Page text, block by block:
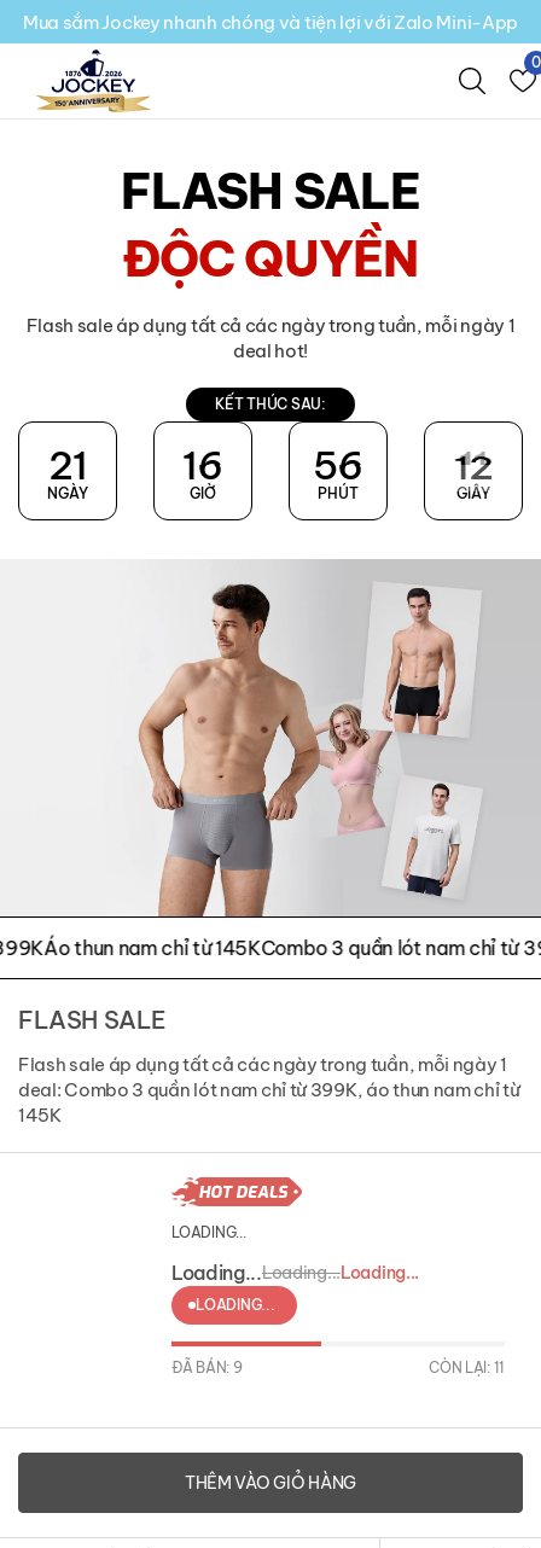
Mua sắm Jockey nhanh chóng và tiện lợi với Zalo Mini-App
0
FLASH SALE
ĐỘC QUYỀN
Flash sale áp dụng tất cả các ngày trong tuần, mỗi ngày 1
deal hot!
KẾT THÚC SAU:
21
21
NGÀY
16
16
GIỜ
56
56
PHÚT
12
11
11
12
GIÂY
Áo thun nam chỉ từ 145KCombo 3 quần lót nam chỉ từ 399K
FLASH SALE
Flash sale áp dụng tất cả các ngày trong tuần, mỗi ngày 1
deal: Combo 3 quần lót nam chỉ từ 399K, áo thun nam chỉ từ
145K
LOADING...
Loading...Loading...Loading...
LOADING...
ĐÃ BÁN: 9 CÒN LẠI: 11
THÊM VÀO GIỎ HÀNG